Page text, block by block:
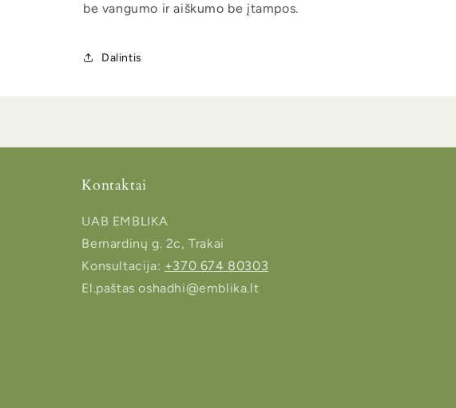
be vangumo ir aiškumo be įtampos.
Dalintis
Kontaktai
UAB EMBLIKA
Bernardinų g. 2c, Trakai
Konsultacija: +370 674 80303
El.paštas oshadhi@emblika.lt